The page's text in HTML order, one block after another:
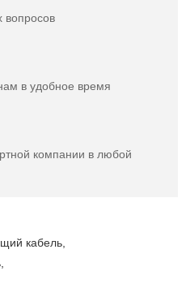
вопросов
в удобное время
компании в любой
кабель,